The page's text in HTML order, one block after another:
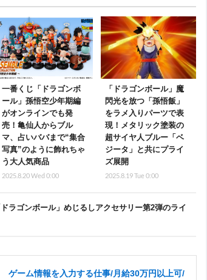
一番くじ「ドラゴンボ
ール」孫悟空少年期編
がオンラインでも発
売！亀仙人からブル
マ、占いババまで“集合
写真”のように飾れちゃ
う大人気商品
2025.8.20 Wed 0:00
「ドラゴンボール」魔
閃光を放つ「孫悟飯」
をラメ入りパーツで表
現！メタリック塗装の
超サイヤ人ブルー「ベ
ジータ」と共にプライ
ズ展開
2025.8.19 Tue 0:00
ラゴンボール」めじるしアクセサリー第2弾のライ
ゲーム情報を入力する仕事/月給30万円以上可/